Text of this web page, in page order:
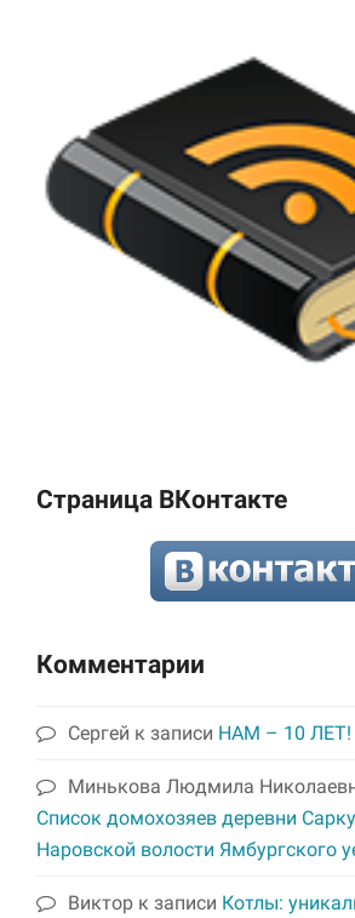
Страница ВКонтакте
Комментарии
Сергей к записи НАМ – 10 ЛЕТ!
Минькова Людмила
Список домохозяев деревни
Наровской волости Ямбургского
Виктор к записи Котлы: